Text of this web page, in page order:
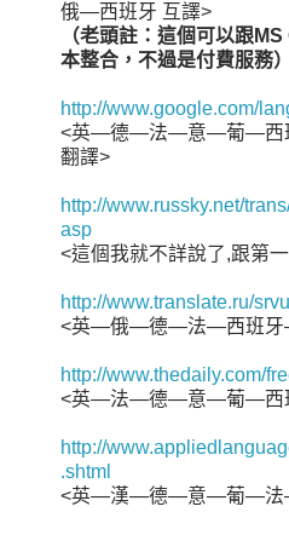
俄—西班牙 互譯>
（老頭註：這個可以跟
本整合，不過是付費服務）
http://www.google.com/
<英—德—法—意—葡—西
翻譯>
http://www.russky.net/
asp
<這個我就不詳說了,跟第
http://www.translate.ru/
<英—俄—德—法—西班牙
http://www.thedaily.com/
<英—法—德—意—葡—西
http://
.shtml
<英—漢—德—意—葡—法